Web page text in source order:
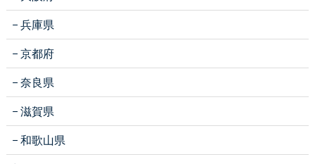
兵庫県
京都府
奈良県
滋賀県
和歌山県